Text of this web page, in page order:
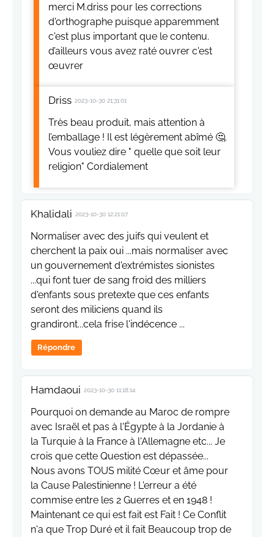
merci M.driss pour les corrections
d'orthographe puisque apparemment
c'est plus important que le contenu.
d’ailleurs vous avez raté ouvrer c'est
œuvrer
Driss 2023-10-30 21:31:01
Très beau produit, mais attention à
l’emballage ! Il est légèrement abîmé 🤔.
Vous vouliez dire " quelle que soit leur
religion" Cordialement
Khalidali 2023-10-30 12:21:07
Normaliser avec des juifs qui veulent et
cherchent la paix oui ...mais normaliser avec
un gouvernement d'extrémistes sionistes
...qui font tuer de sang froid des milliers
d'enfants sous pretexte que ces enfants
seront des miliciens quand ils
grandiront...cela frise l'indécence ...
Répondre
Hamdaoui 2023-10-30 11:18:14
Pourquoi on demande au Maroc de rompre
avec Israël et pas à l'Égypte à la Jordanie à
la Turquie à la France à l'Allemagne etc... Je
crois que cette Question est dépassée...
Nous avons TOUS milité Cœur et âme pour
la Cause Palestinienne ! L'erreur a été
commise entre les 2 Guerres et en 1948 !
Maintenant ce qui est fait est Fait ! Ce Conflit
n'a que Trop Duré et il fait Beaucoup trop de